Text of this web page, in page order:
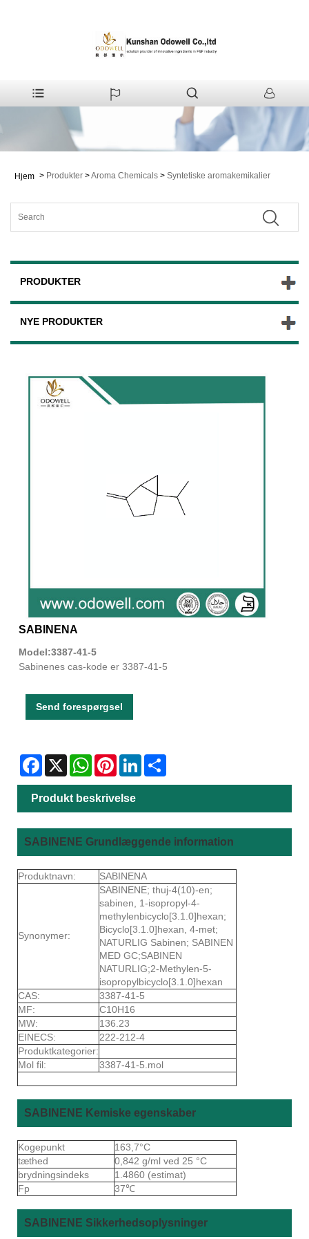
Hjem > Produkter >Aroma Chemicals > Syntetiske aromakemikalier
PRODUKTER
NYE PRODUKTER
SABINENA
Model:3387-41-5
Sabinenes cas-kode er 3387-41-5
Send forespørgsel
Facebook
X WhatsAppPinterestLinkedIn
Produkt beskrivelse
SABINENE Grundlæggende information
Produktnavn: SABINENA
Synonymer:
SABINENE; thuj-4(10)-en;
sabinen, 1-isopropyl-4-
methylenbicyclo[3.1.0]hexan;
Bicyclo[3.1.0]hexan, 4-met;
NATURLIG Sabinen; SABINEN
MED GC;SABINEN
NATURLIG;2-Methylen-5-
isopropylbicyclo[3.1.0]hexan
CAS:
3387-41-5
MF:
C10H16
MW:
136.23
EINECS:
222-212-4
Produktkategorier:
Mol fil:
3387-41-5.mol
SABINENE Kemiske egenskaber
Kogepunkt
163,7°C
tæthed
0,842 g/ml ved 25 °C
brydningsindeks
1.4860 (estimat)
Fp
37℃
SABINENE Sikkerhedsoplysninger